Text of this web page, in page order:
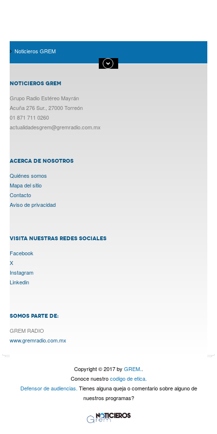
Noticieros GREM
NOTICIEROS GREM
Grupo Radio Estéreo Mayrán
Acuña 276 Sur., 27000 Torreón
01 871 711 0260
actualidadesgrem@gremradio.com.mx
ACERCA DE NOSOTROS
Quiénes somos
Mapa del sitio
Contacto
Aviso de privacidad
VISITA NUESTRAS REDES SOCIALES
Facebook
X
Instagram
Linkedin
SOMOS PARTE DE:
GREM RADIO
www.gremradio.com.mx
Copyright © 2017 by GREM..
Conoce nuestrocodigo de etica.
Defensor de audiencias. Tienes alguna queja o comentario sobre alguno de
nuestros programas?